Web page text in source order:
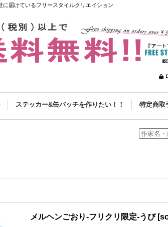
に届けているフリースタイルクリエイション
ステッカー&缶バッチを作りたい！！ 特定商取
メルヘンごおり-フリクリ限定-うび [